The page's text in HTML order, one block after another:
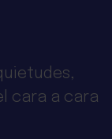
cara a cara